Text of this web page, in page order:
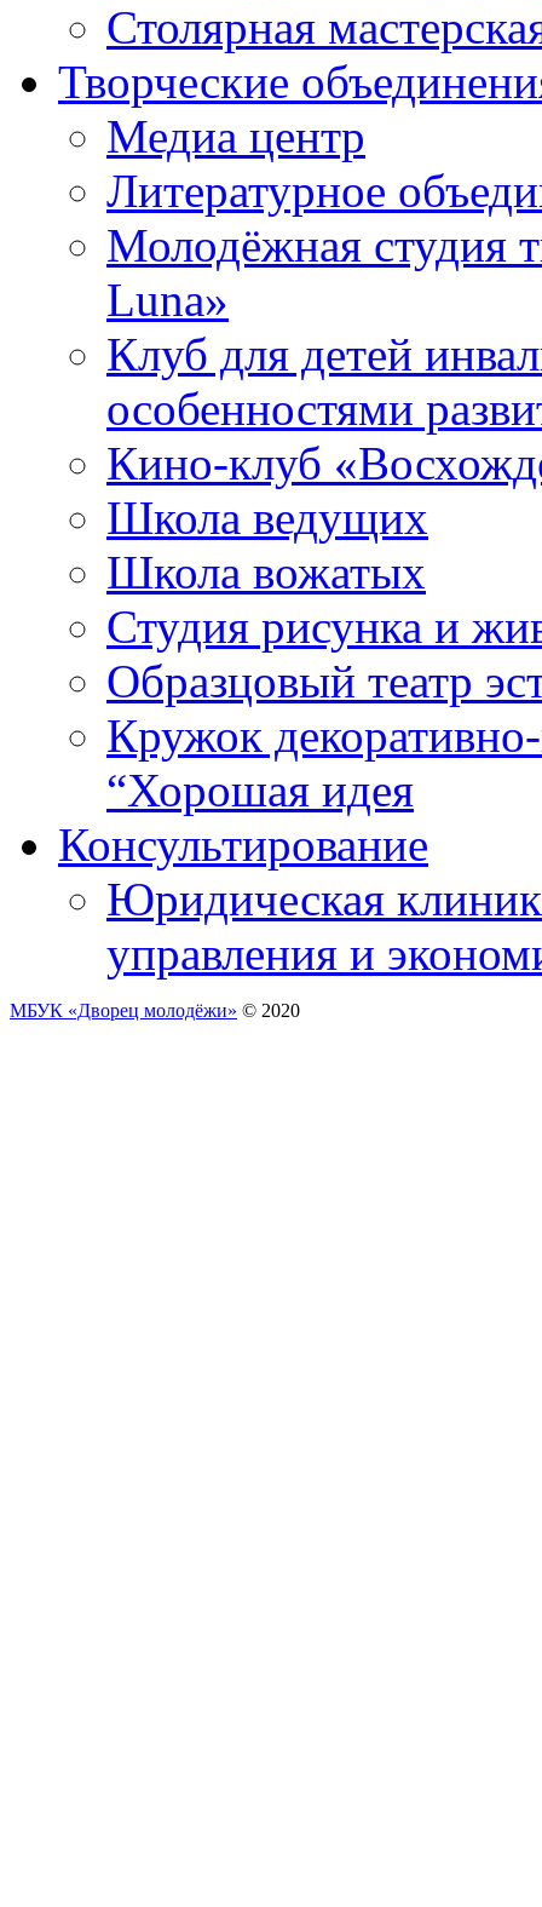
Столярная
Творческие
Медиа центр
Литературное
Молодёжная студия
Luna»
Клуб для детей
особенностями
Кино-клуб
Школа ведущих
Школа вожатых
Студия рисунка и
Образцовый театр
Кружок
“Хорошая идея
Консультирование
Юридическая
управления и
МБУК «Дворец молодёжи» © 2020